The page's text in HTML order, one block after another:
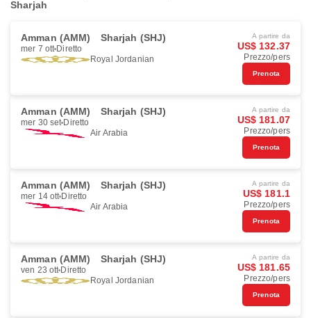
Sharjah
Amman (AMM) Sharjah (SHJ)
mer 7 ott Diretto
Royal Jordanian
A partire da
US$ 132.37
Prezzo/pers
Prenota
Amman (AMM) Sharjah (SHJ)
mer 30 set Diretto
Air Arabia
A partire da
US$ 181.07
Prezzo/pers
Prenota
Amman (AMM) Sharjah (SHJ)
mer 14 ott Diretto
Air Arabia
A partire da
US$ 181.1
Prezzo/pers
Prenota
Amman (AMM) Sharjah (SHJ)
ven 23 ott Diretto
Royal Jordanian
A partire da
US$ 181.65
Prezzo/pers
Prenota